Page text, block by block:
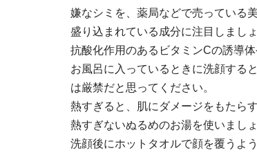
嫌なシミを、薬局などで売っている
盛り込まれている成分に注目しましょ
抗酸化作用のあるビタミンCの誘導
お風呂に入っているときに洗顔する
は厳禁だと思ってください。
熱すぎると、肌にダメージをもたら
熱すぎないぬるめのお湯を使いましょ
洗顔後にホットタオルで顔を覆うよ